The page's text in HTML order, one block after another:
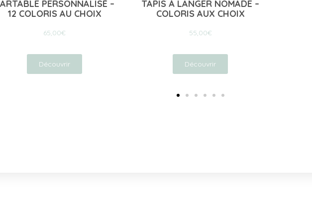
TAPIS À LANGER NOMADE –
COLORIS AUX CHOIX
55,00
Découvrir
Découvrir